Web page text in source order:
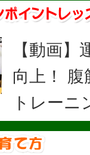
【動画】
向上！ 腹
トレーニ